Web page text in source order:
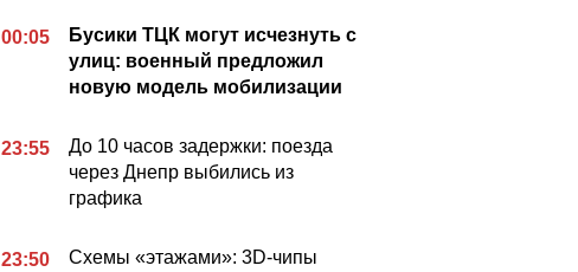
00:05
Бусики ТЦК могут исчезнуть с
улиц: военный предложил
новую модель мобилизации
23:55
До 10 часов задержки: поезда
через Днепр выбились из
графика
23:50
Схемы «этажами»: 3D-чипы